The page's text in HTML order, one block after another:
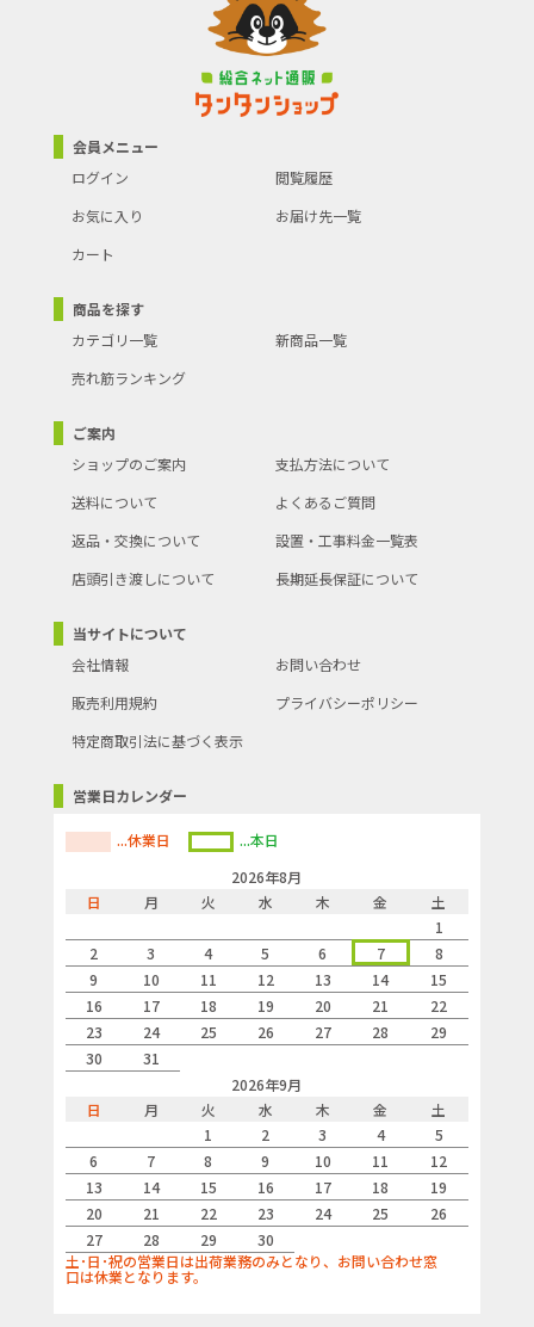
会員メニュー
ログイン
閲覧履歴
お気に入り
お届け先一覧
カート
商品を探す
カテゴリ一覧
新商品一覧
売れ筋ランキング
ご案内
ショップのご案内
支払方法について
送料について
よくあるご質問
返品・交換について
設置・工事料金一覧表
店頭引き渡しについて
長期延長保証について
当サイトについて
会社情報
お問い合わせ
販売利用規約
プライバシーポリシー
特定商取引法に基づく表示
営業日カレンダー
...休業日
...本日
2026年8月
日
月 火 水 木 金
土
1
2
3 4 5 6 7
8
9
10 11 12 13 14
15
16
17 18 19 20 21
22
23
24 25 26 27 28
29
30
31
2026年9月
日
月 火 水 木 金
土
1
2 3 4
5
6
7 8 9 10 11
12
13
14 15 16 17 18
19
20
21 22 23 24 25
26
27
28 29
30
土･日･祝の営業日は出荷業務のみとなり、お問い合わせ窓
口は休業となります。